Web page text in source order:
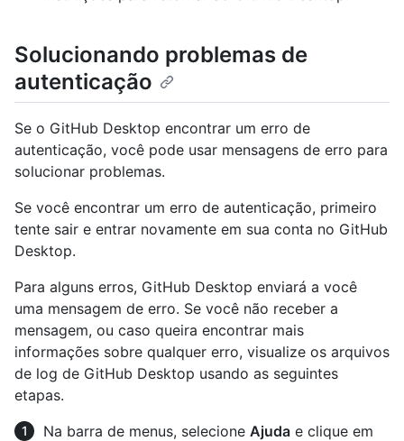
Solucionando problemas de
autenticação
Se o GitHub Desktop encontrar um erro de
autenticação, você pode usar mensagens de erro para
solucionar problemas.
Se você encontrar um erro de autenticação, primeiro
tente sair e entrar novamente em sua conta no GitHub
Desktop.
Para alguns erros, GitHub Desktop enviará a você
uma mensagem de erro. Se você não receber a
mensagem, ou caso queira encontrar mais
informações sobre qualquer erro, visualize os arquivos
de log de GitHub Desktop usando as seguintes
etapas.
Na barra de menus, selecione Ajuda e clique em